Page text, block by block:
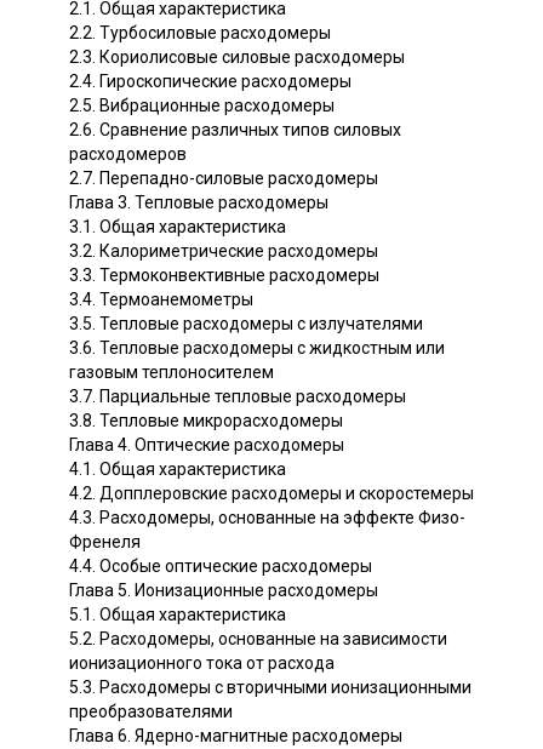
2.1. Общая характеристика
2.2. Турбосиловые расходомеры
2.3. Кориолисовые силовые расходомеры
2.4. Гироскопические расходомеры
2.5. Вибрационные расходомеры
2.6. Сравнение различных типов силовых
расходомеров
2.7. Перепадно-силовые расходомеры
Глава 3. Тепловые расходомеры
3.1. Общая характеристика
3.2. Калориметрические расходомеры
3.3. Термоконвективные расходомеры
3.4. Термоанемометры
3.5. Тепловые расходомеры с излучателями
3.6. Тепловые расходомеры с жидкостным или
газовым теплоносителем
3.7. Парциальные тепловые расходомеры
3.8. Тепловые микрорасходомеры
Глава 4. Оптические расходомеры
4.1. Общая характеристика
4.2. Допплеровские расходомеры и скоростемеры
4.3. Расходомеры, основанные на эффекте Физо-
Френеля
4.4. Особые оптические расходомеры
Глава 5. Ионизационные расходомеры
5.1. Общая характеристика
5.2. Расходомеры, основанные на зависимости
ионизационного тока от расхода
5.3. Расходомеры с вторичными ионизационными
преобразователями
Глава 6. Ядерно-магнитные расходомеры